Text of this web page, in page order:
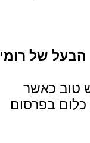
הבעל של רומי
טוב כאשר
בפרסום